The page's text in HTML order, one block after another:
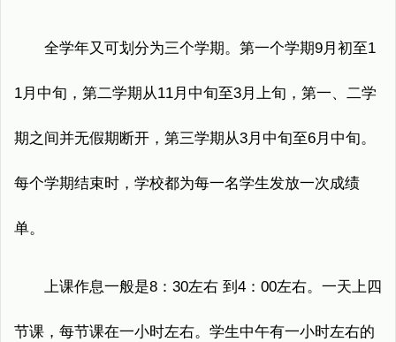
全学年又可划分为三个学期。第一个学期9月初至1
1月中旬，第二学期从11月中旬至3月上旬，第一、二学
期之间并无假期断开，第三学期从3月中旬至6月中旬。
每个学期结束时，学校都为每一名学生发放一次成绩
单。
上课作息一般是8：30左右 到4：00左右。一天上四
节课，每节课在一小时左右。学生中午有一小时左右的